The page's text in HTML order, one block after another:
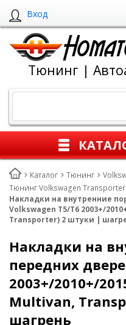
Вход
Тюнинг |
Каталог Тюнинг
Тюнинг Volkswagen
Накладки на внутренние
Volkswagen T5/T6 2003+/
Transporter) 2 штуки |
Накладки на
передних
2003+/2010+/
Multivan,
шагрень